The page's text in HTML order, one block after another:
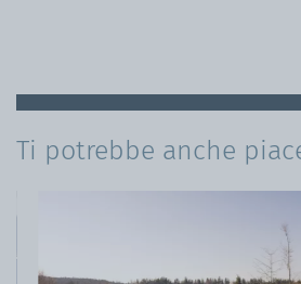
Ti potrebbe anche